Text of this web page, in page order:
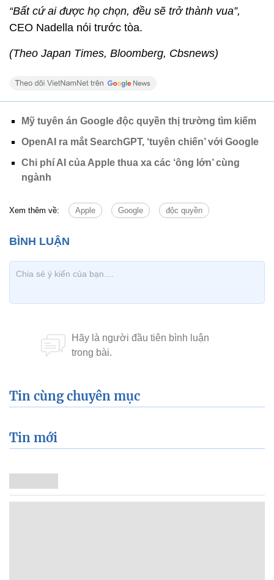
“Bất cứ ai được họ chọn, đều sẽ trở thành vua”,
CEO Nadella nói trước tòa.
(Theo Japan Times, Bloomberg, Cbsnews)
Mỹ tuyên án Google độc quyền thị trường tìm kiếm
OpenAI ra mắt SearchGPT, ‘tuyên chiến’ với Google
Chi phí AI của Apple thua xa các ‘ông lớn’ cùng
ngành
Xem thêm về: Apple Google độc quyền
Tin cùng chuyên mục
Tin mới